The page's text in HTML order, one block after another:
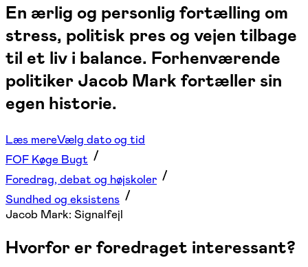
En ærlig og personlig fortælling om
stress, politisk pres og vejen tilbage
til et liv i balance. Forhenværende
politiker Jacob Mark fortæller sin
egen historie.
Læs mereVælg dato og tid
FOF Køge Bugt
Foredrag, debat og højskoler
Sundhed og eksistens
Jacob Mark: Signalfejl
Hvorfor er foredraget interessant?